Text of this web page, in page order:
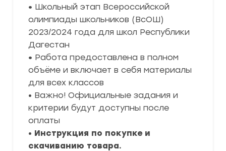
• Школьный этап Всероссийской
олимпиады школьников (ВсОШ)
2023/2024 года для школ Республики
Дагестан
• Работа предоставлена в полном
объёме и включает в себя материалы
для всех классов
• Важно! Официальные задания и
критерии будут доступны после
оплаты
• Инструкция по покупке и
скачиванию товара.